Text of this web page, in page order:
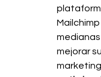
mejorar